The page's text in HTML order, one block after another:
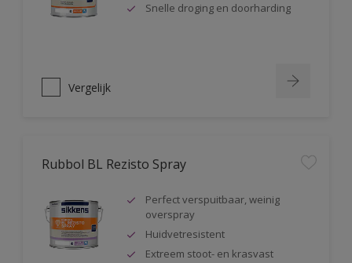
Snelle droging en doorharding
Vergelijk
Rubbol BL Rezisto Spray
Perfect verspuitbaar, weinig
overspray
Huidvetresistent
Extreem stoot- en krasvast